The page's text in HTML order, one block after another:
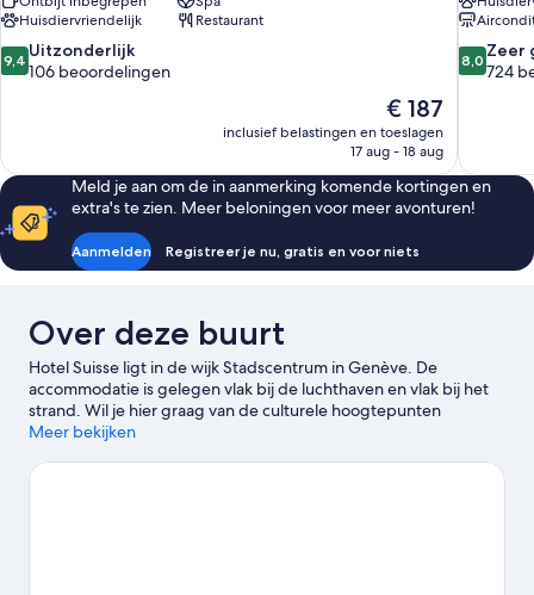
Huisdiervriendelijk
Restaurant
9.4
van
beoordelingen
9,4 Uitzonderlijk
106 beoordelingen
De
prijs
is
€ 187
inclusief belastingen en toeslagen
17 aug - 18 aug
8.0
van
724
8,0 Zeer
724
Meld je aan om de in aanmerking komende kortingen en
extra's te zien. Meer beloningen voor meer avonturen!
Aanmelden Registreer je nu, gratis en voor niets
Over deze buurt
Hotel Suisse ligt in de wijk Stadscentrum in Genève. De
accommodatie is gelegen vlak bij de luchthaven en vlak bij het
strand. Wil je hier graag van de culturele hoogtepunten
genieten? Dan zijn Conservatoire de Musique de Genève en
andere attracties in de omgeving vind je bij Botanische tuinen
Meer bekijken